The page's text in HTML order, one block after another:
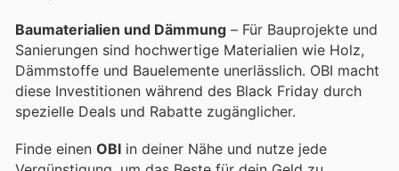
Baumaterialien und Dämmung – Für Bauprojekte und
Sanierungen sind hochwertige Materialien wie Holz,
Dämmstoffe und Bauelemente unerlässlich. OBI macht
diese Investitionen während des Black Friday durch
spezielle Deals und Rabatte zugänglicher.
Finde einen OBI in deiner Nähe und nutze jede